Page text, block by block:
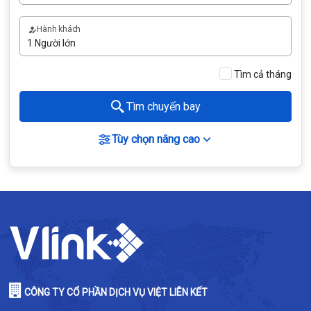
Hành khách
Tìm cả tháng
Tìm chuyến bay
Tùy chọn nâng cao
CÔNG TY CỔ PHẦN DỊCH VỤ VIỆT LIÊN KẾT